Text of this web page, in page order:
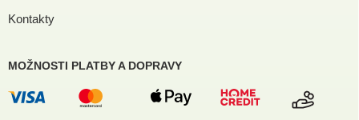
Kontakty
MOŽNOSTI PLATBY A DOPRAVY